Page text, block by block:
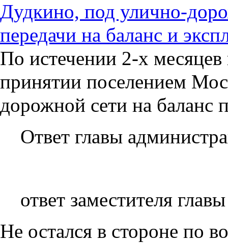
Дудкино, под улично-
передачи на баланс и
По истечении 2-х
принятии поселением
дорожной сети на баланс
Ответ главы
ответ заместителя
Не остался в стороне по